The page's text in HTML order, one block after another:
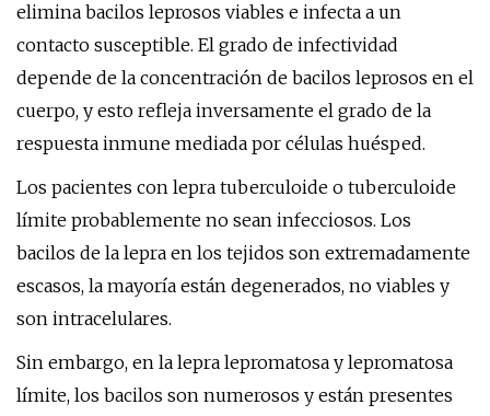
elimina bacilos leprosos viables e infecta a un
contacto susceptible. El grado de infectividad
depende de la concentración de bacilos leprosos en el
cuerpo, y esto refleja inversamente el grado de la
respuesta inmune mediada por células huésped.
Los pacientes con lepra tuberculoide o tuberculoide
límite probablemente no sean infecciosos. Los
bacilos de la lepra en los tejidos son extremadamente
escasos, la mayoría están degenerados, no viables y
son intracelulares.
Sin embargo, en la lepra lepromatosa y lepromatosa
límite, los bacilos son numerosos y están presentes